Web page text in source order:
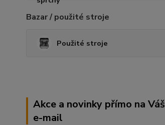
Bazar / použité stroje
Použité stroje
Akce a novinky přímo na Váš
e-mail